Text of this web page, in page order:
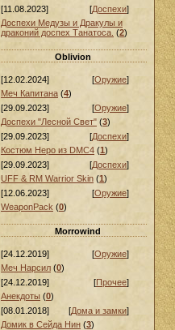
[11.08.2023]
[Доспехи]
Доспехи Медузы и Дракулы и
драконий доспех Танатоса. (2)
Oblivion
[12.02.2024] [Оружие]
Меч Капитана (4)
[29.09.2023]
[Оружие]
Доспехи "Лесной Свет" (3)
[29.09.2023]
[Доспехи]
Костюм Неро из DMC4 (1)
[29.09.2023]
[Доспехи]
UFF & RM Warrior Skin (1)
[12.06.2023]
[Оружие]
WeaponPack (0)
Morrowind
[24.12.2019] [Оружие]
Меч Нарсил (0)
[24.12.2019]
[Прочее]
Анекдоты (0)
[08.01.2018]
[Дома и замки]
Домик в Сейда Нин (3)